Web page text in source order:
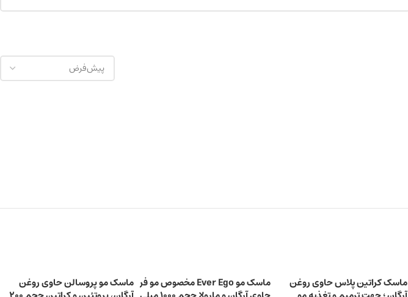
ماسک کراتین پلاس حاوی روغن ماسک مو Ever Ego مخصوص مو فر ماسک مو پروسالن حاوی روغن